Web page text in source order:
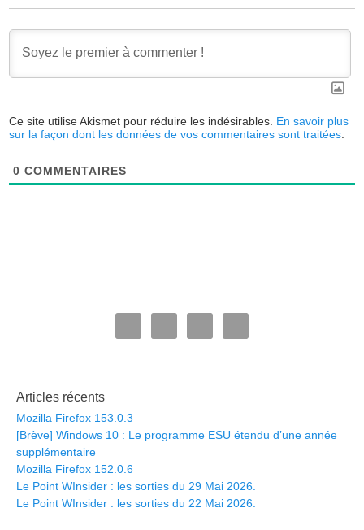
Ce site utilise Akismet pour réduire les indésirables. En savoir plus
sur la façon dont les données de vos commentaires sont traitées
0 COMMENTAIRES
Articles récents
Mozilla Firefox 153.0.3
[Brève] Windows 10 : Le programme ESU étendu d’une année
supplémentaire
Mozilla Firefox 152.0.6
Le Point WInsider : les sorties du 29 Mai 2026.
Le Point WInsider : les sorties du 22 Mai 2026.